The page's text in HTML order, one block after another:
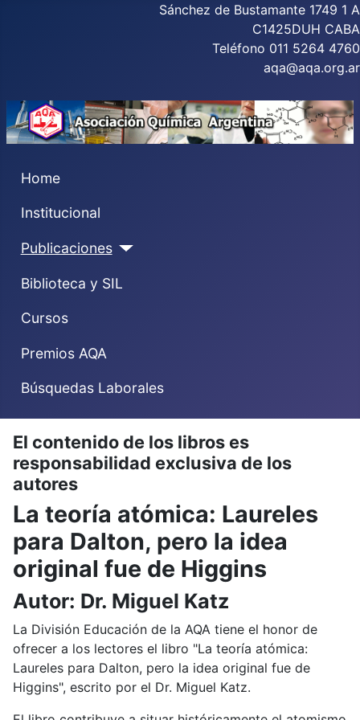
Sánchez de Bustamante 1749 1 A
C1425DUH CABA
Teléfono 011 5264 4760
aqa@aqa.org.ar
Home
Institucional
Publicaciones
Biblioteca y SIL
Cursos
Premios AQA
Búsquedas Laborales
El contenido de los libros es
responsabilidad exclusiva de los
autores
La teoría atómica: Laureles
para Dalton, pero la idea
original fue de Higgins
Autor: Dr. Miguel Katz
La División Educación de la AQA tiene el honor de
ofrecer a los lectores el libro "La teoría atómica:
Laureles para Dalton, pero la idea original fue de
Higgins", escrito por el Dr. Miguel Katz.